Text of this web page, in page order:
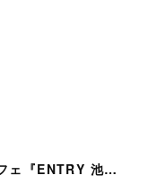
カジュアルメイドカフェ『ENTRY 池袋店』